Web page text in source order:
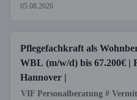
05.08.2026
Pflegefachkraft als
WBL (m/w/d) bis 67.200€ |
Hannover |
VIF Personalberatung #